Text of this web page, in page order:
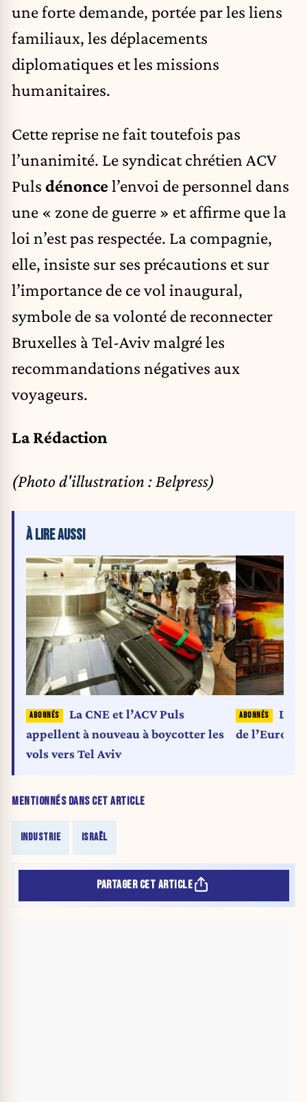
une forte demande, portée par les liens
familiaux, les déplacements
diplomatiques et les missions
humanitaires.
Cette reprise ne fait toutefois pas
l’unanimité. Le syndicat chrétien ACV
Puls dénonce l’envoi de personnel dans
une « zone de guerre » et affirme que la
loi n’est pas respectée. La compagnie,
elle, insiste sur ses précautions et sur
l’importance de ce vol inaugural,
symbole de sa volonté de reconnecter
Bruxelles à Tel-Aviv malgré les
recommandations négatives aux
voyageurs.
La Rédaction
(Photo d'illustration : Belpress)
MENTIONNÉS DANS CET ARTICLE
INDUSTRIE ISRAËL
À LIRE AUSSI
La CNE et l’ACV Puls
appellent à nouveau à boycotter les
vols vers Tel Aviv
de l’Europe
PARTAGER CET ARTICLE